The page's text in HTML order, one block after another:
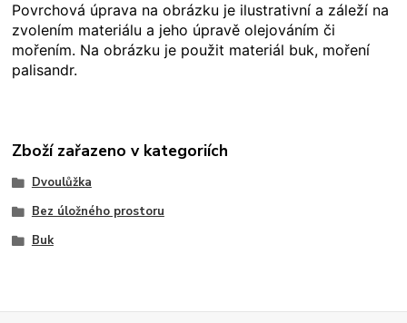
Povrchová úprava na obrázku je ilustrativní a záleží na
zvolením materiálu a jeho úpravě olejováním či
mořením. Na obrázku je použit materiál buk, moření
palisandr.
Zboží zařazeno v kategoriích
Dvoulůžka
Bez úložného prostoru
Buk